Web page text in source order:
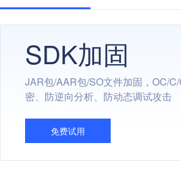
SDK加固
JAR包/AAR包/SO文件加固，OC/
密、防逆向分析、防动态调试攻击
免费试用